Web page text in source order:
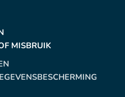
MISBRUIK